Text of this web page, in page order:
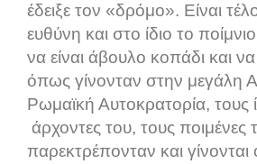
έδειξε τον «δρόμο». Είναι
ευθύνη και στο ίδιο το
να είναι άβουλο κοπάδι και
όπως γίνονταν στην μεγάλη
Ρωμαϊκή Αυτοκρατορία, τους
άρχοντες του, τους ποιμένες
παρεκτρέπονταν και